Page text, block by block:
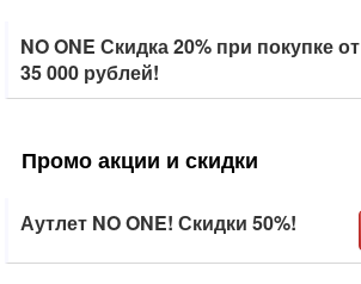
NO ONE Скидка 20% при покупке от
35 000 рублей!
Промо акции и скидки
Аутлет NO ONE! Скидки 50%!